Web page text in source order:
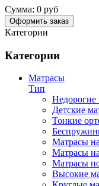
Сумма: 0 руб
Оформить заказ
Категории
Категории
Матрасы
Тип
Недорогие
Детские
Тонкие
Матрасы
Матрасы
Матрасы
Высокие